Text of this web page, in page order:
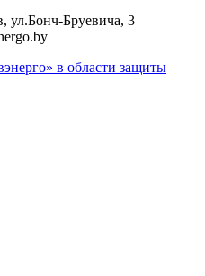
ул.Бонч-Бруевича, 3
в области защиты